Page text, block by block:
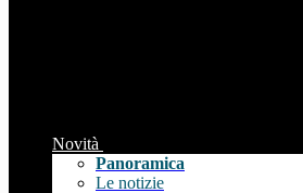
Novità
Panoramica
Le notizie